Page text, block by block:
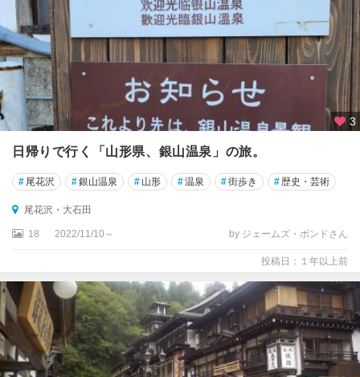
3
日帰りで行く「山形県、銀山温泉」の旅。
# 尾花沢 #銀山温泉 # 山形 #温泉 #街歩き # 歴史・芸術
尾花沢・大石田
18 2022/11/10～ by ジェームズ・ボンドさん
投稿日：１年以上前